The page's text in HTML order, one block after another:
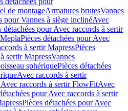
de montageArmatures brutesVannes
pour Vannes à siège inclinéAvec
détachées pour Avec raccords à sertir
Pièces détachées pour Avec
à sertir MapressPièces
sertir MapressVannes
sphériquePièces détachées
Avec raccords à sertir
Avec raccords à sertir FlowFitAvec
pour Avec raccords à sertir
Pièces détachées pour Avec